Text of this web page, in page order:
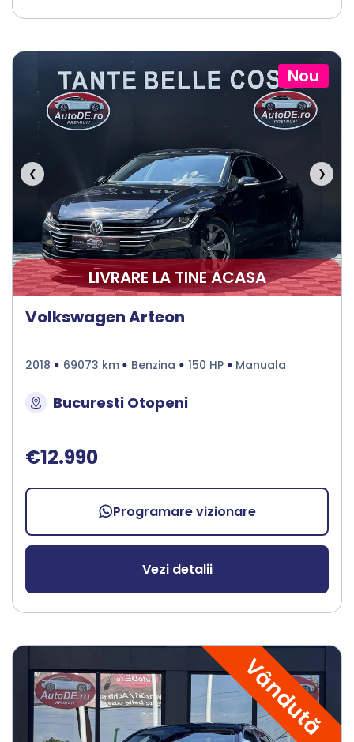
Nou
❮ ❯
LIVRARE LA TINE ACASA
Volkswagen Arteon
2018 69073 km Benzina 150 HP Manuala
Bucuresti Otopeni
€12.990
Programare vizionare
Vezi detalii
Vândută